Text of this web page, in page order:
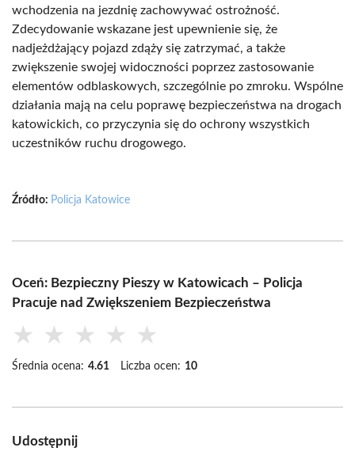
wchodzenia na jezdnię zachowywać ostrożność.
Zdecydowanie wskazane jest upewnienie się, że
nadjeżdżający pojazd zdąży się zatrzymać, a także
zwiększenie swojej widoczności poprzez zastosowanie
elementów odblaskowych, szczególnie po zmroku. Wspólne
działania mają na celu poprawę bezpieczeństwa na drogach
katowickich, co przyczynia się do ochrony wszystkich
uczestników ruchu drogowego.
Źródło: Policja Katowice
Oceń: Bezpieczny Pieszy w Katowicach – Policja
Pracuje nad Zwiększeniem Bezpieczeństwa
★ ★ ★ ★ ★
Średnia ocena: 4.61 Liczba ocen: 10
Udostępnij